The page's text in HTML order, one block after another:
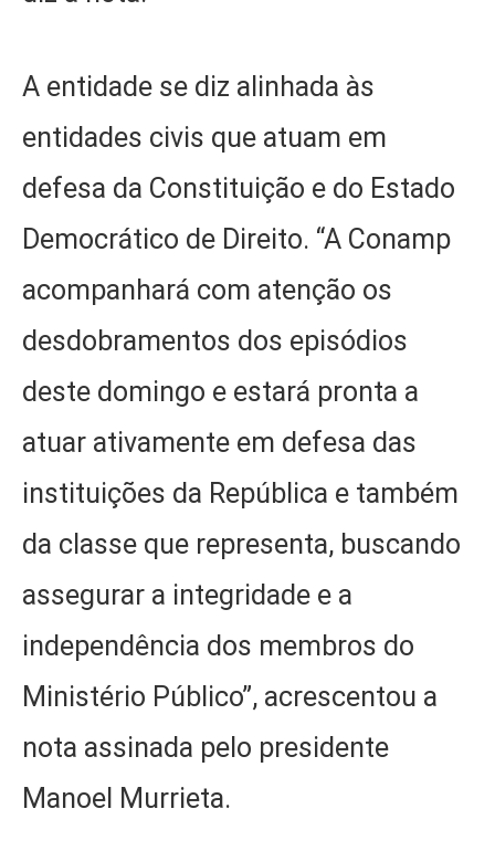
A entidade se diz alinhada às
entidades civis que atuam em
defesa da Constituição e do Estado
Democrático de Direito. “A Conamp
acompanhará com atenção os
desdobramentos dos episódios
deste domingo e estará pronta a
atuar ativamente em defesa das
instituições da República e também
da classe que representa, buscando
assegurar a integridade e a
independência dos membros do
Ministério Público”, acrescentou a
nota assinada pelo presidente
Manoel Murrieta.